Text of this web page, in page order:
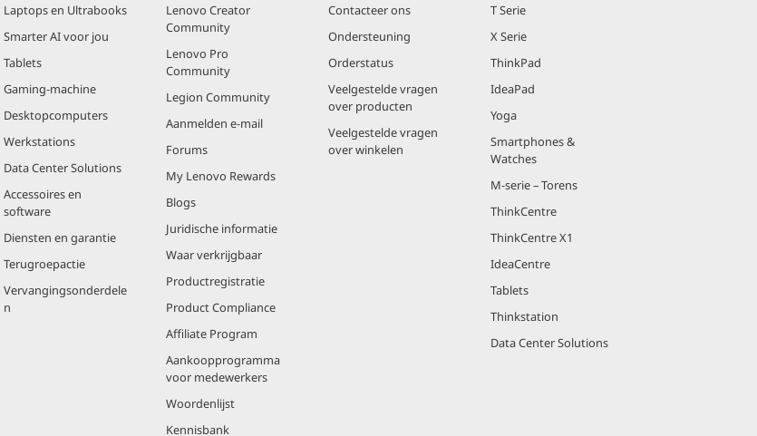
Laptops en Ultrabooks
Smarter AI voor jou
Tablets
Gaming-machine
Desktopcomputers
Werkstations
Data Center Solutions
Accessoires en
software
Diensten en garantie
Terugroepactie
Vervangingsonderdele
n
Lenovo Creator
Community
Lenovo Pro
Community
Legion Community
Aanmelden e-mail
Forums
My Lenovo Rewards
Blogs
Juridische informatie
Waar verkrijgbaar
Productregistratie
Product Compliance
Affiliate Program
Aankoopprogramma
voor medewerkers
Woordenlijst
Kennisbank
Contacteer ons
Ondersteuning
Orderstatus
Veelgestelde vragen
over producten
Veelgestelde vragen
over winkelen
T Serie
X Serie
ThinkPad
IdeaPad
Yoga
Smartphones &
Watches
M-serie – Torens
ThinkCentre
ThinkCentre X1
IdeaCentre
Tablets
Thinkstation
Data Center Solutions